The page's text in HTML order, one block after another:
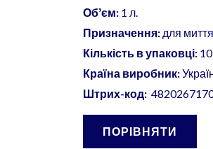
Обʼєм: 1 л.
Призначення: для
Кількість в упаковці:
Країна виробник:
Штрих-код:
ПОРІВНЯТИ